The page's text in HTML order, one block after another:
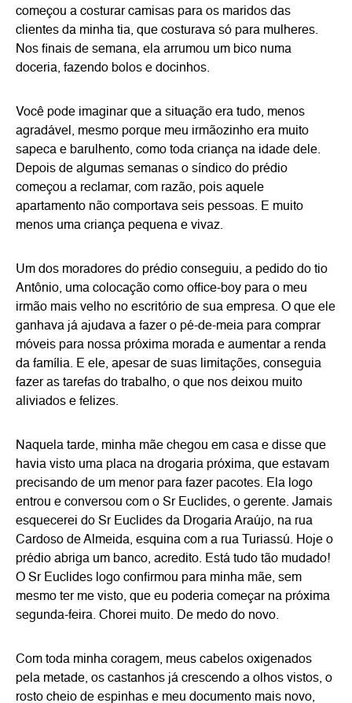
começou a costurar camisas para os maridos das
clientes da minha tia, que costurava só para mulheres.
Nos finais de semana, ela arrumou um bico numa
doceria, fazendo bolos e docinhos.
Você pode imaginar que a situação era tudo, menos
agradável, mesmo porque meu irmãozinho era muito
sapeca e barulhento, como toda criança na idade dele.
Depois de algumas semanas o síndico do prédio
começou a reclamar, com razão, pois aquele
apartamento não comportava seis pessoas. E muito
menos uma criança pequena e vivaz.
Um dos moradores do prédio conseguiu, a pedido do tio
Antônio, uma colocação como office-boy para o meu
irmão mais velho no escritório de sua empresa. O que ele
ganhava já ajudava a fazer o pé-de-meia para comprar
móveis para nossa próxima morada e aumentar a renda
da família. E ele, apesar de suas limitações, conseguia
fazer as tarefas do trabalho, o que nos deixou muito
aliviados e felizes.
Naquela tarde, minha mãe chegou em casa e disse que
havia visto uma placa na drogaria próxima, que estavam
precisando de um menor para fazer pacotes. Ela logo
entrou e conversou com o Sr Euclides, o gerente. Jamais
esquecerei do Sr Euclides da Drogaria Araújo, na rua
Cardoso de Almeida, esquina com a rua Turiassú. Hoje o
prédio abriga um banco, acredito. Está tudo tão mudado!
O Sr Euclides logo confirmou para minha mãe, sem
mesmo ter me visto, que eu poderia começar na próxima
segunda-feira. Chorei muito. De medo do novo.
Com toda minha coragem, meus cabelos oxigenados
pela metade, os castanhos já crescendo a olhos vistos, o
rosto cheio de espinhas e meu documento mais novo,